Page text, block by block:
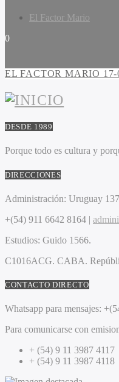
El Factor Mario
0
EL FACTOR MARIO 17-
DESDE 1989
Porque todo es cultura y
DIRECCIONES
Administración: Uruguay
+(54) 911 6642 8164 |
Estudios: Guido 1566.
C1016ACG. CABA.
CONTACTO DIRECTO
Whatsapp para mensajes:
Para comunicarse con
+ (54) 9 11 3987 4117
+ (54) 9 11 3987 4118